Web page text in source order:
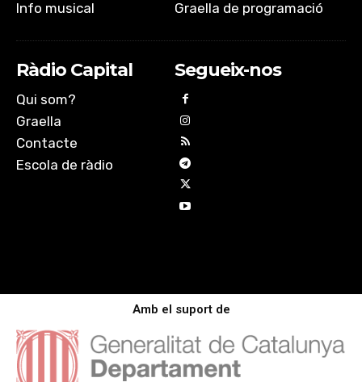
Info musical
Graella de programació
Ràdio Capital
Qui som?
Graella
Contacte
Escola de ràdio
Segueix-nos
Amb el suport de